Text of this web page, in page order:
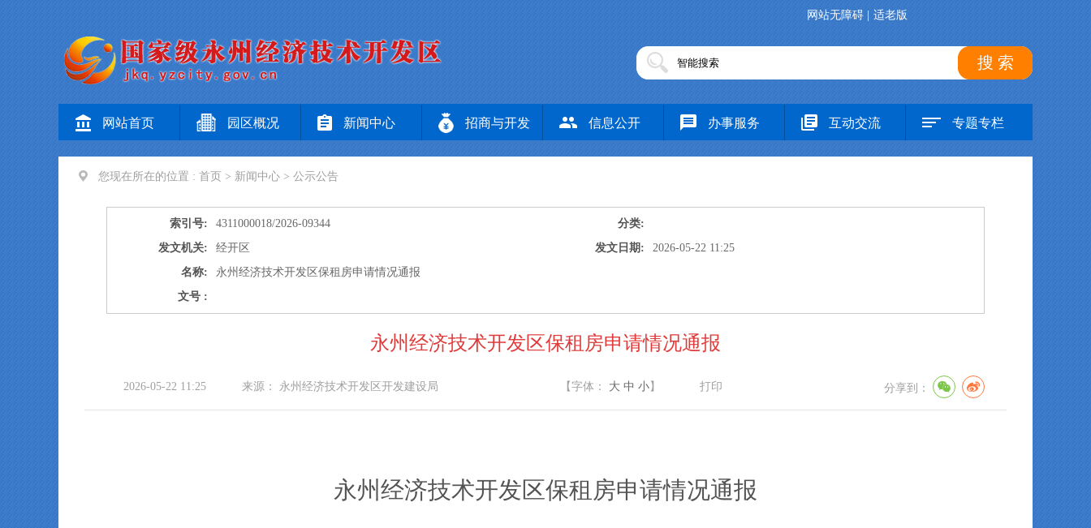
网站无障碍 适老版
搜 索
网站首页 园区概况 新闻中心 招商与开发 信息公开 办事服务 互动交流 专题专栏
您现在所在的位置 : 首页 > 新闻中心 > 公示公告
索引号: 4311000018/2026-09344
分类:
发文机关:
经开区 发文日期:
2026-05-22 11:25
名称:
永州经济技术开发区保租房申请情况通报
文号 :
永州经济技术开发区保租房申请情况通报
2026-05-22 11:25 来源： 永州经济技术开发区开发建设局 【字体： 大 中 小】 打印 分享到：
永州经济技术开发区保租房申请情况通报